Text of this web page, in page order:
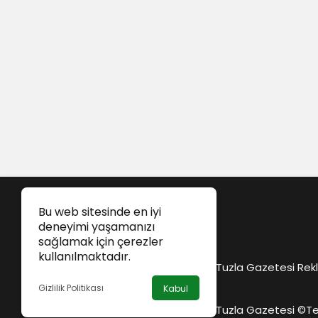
Bu web sitesinde en iyi
deneyimi yaşamanızı
sağlamak için çerezler
kullanılmaktadır.
Gizlilik Politikası Kabul
Tuzla Gazetesi
Tuzla Gazetesi ©